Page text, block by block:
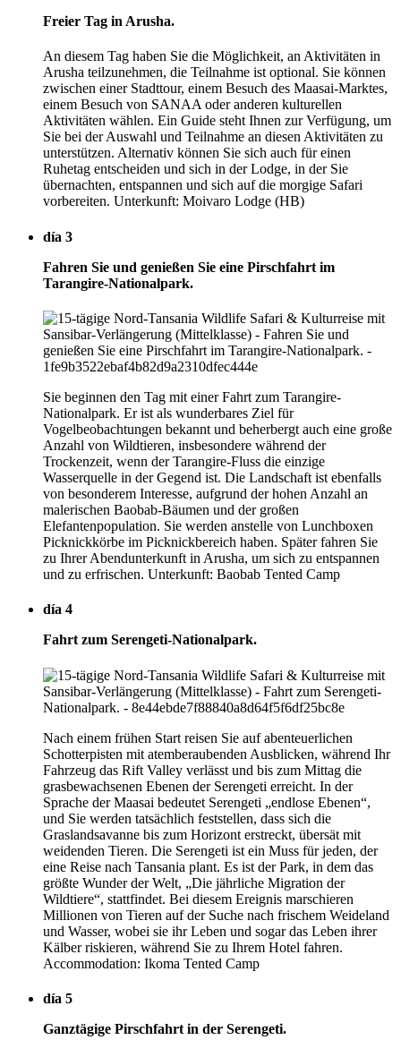
Freier Tag in Arusha.
An diesem Tag haben Sie die Möglichkeit, an Aktivitäten in
Arusha teilzunehmen, die Teilnahme ist optional. Sie können
zwischen einer Stadttour, einem Besuch des Maasai-Marktes,
einem Besuch von SANAA oder anderen kulturellen
Aktivitäten wählen. Ein Guide steht Ihnen zur Verfügung, um
Sie bei der Auswahl und Teilnahme an diesen Aktivitäten zu
unterstützen. Alternativ können Sie sich auch für einen
Ruhetag entscheiden und sich in der Lodge, in der Sie
übernachten, entspannen und sich auf die morgige Safari
vorbereiten. Unterkunft: Moivaro Lodge (HB)
día 3
Fahren Sie und genießen Sie eine Pirschfahrt im
Tarangire-Nationalpark.
Sie beginnen den Tag mit einer Fahrt zum Tarangire-
Nationalpark. Er ist als wunderbares Ziel für
Vogelbeobachtungen bekannt und beherbergt auch eine große
Anzahl von Wildtieren, insbesondere während der
Trockenzeit, wenn der Tarangire-Fluss die einzige
Wasserquelle in der Gegend ist. Die Landschaft ist ebenfalls
von besonderem Interesse, aufgrund der hohen Anzahl an
malerischen Baobab-Bäumen und der großen
Elefantenpopulation. Sie werden anstelle von Lunchboxen
Picknickkörbe im Picknickbereich haben. Später fahren Sie
zu Ihrer Abendunterkunft in Arusha, um sich zu entspannen
und zu erfrischen. Unterkunft: Baobab Tented Camp
día 4
Fahrt zum Serengeti-Nationalpark.
Nach einem frühen Start reisen Sie auf abenteuerlichen
Schotterpisten mit atemberaubenden Ausblicken, während Ihr
Fahrzeug das Rift Valley verlässt und bis zum Mittag die
grasbewachsenen Ebenen der Serengeti erreicht. In der
Sprache der Maasai bedeutet Serengeti „endlose Ebenen“,
und Sie werden tatsächlich feststellen, dass sich die
Graslandsavanne bis zum Horizont erstreckt, übersät mit
weidenden Tieren. Die Serengeti ist ein Muss für jeden, der
eine Reise nach Tansania plant. Es ist der Park, in dem das
größte Wunder der Welt, „Die jährliche Migration der
Wildtiere“, stattfindet. Bei diesem Ereignis marschieren
Millionen von Tieren auf der Suche nach frischem Weideland
und Wasser, wobei sie ihr Leben und sogar das Leben ihrer
Kälber riskieren, während Sie zu Ihrem Hotel fahren.
Accommodation: Ikoma Tented Camp
día 5
Ganztägige Pirschfahrt in der Serengeti.